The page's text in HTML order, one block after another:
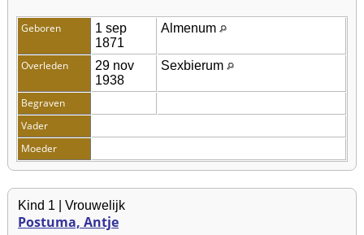
Geboren
1 sep
1871
Almenum
Overleden
29 nov
1938
Sexbierum
Begraven
Vader
Moeder
Kind 1 | Vrouwelijk
Postuma, Antje